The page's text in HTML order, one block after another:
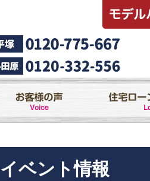
イベント情報